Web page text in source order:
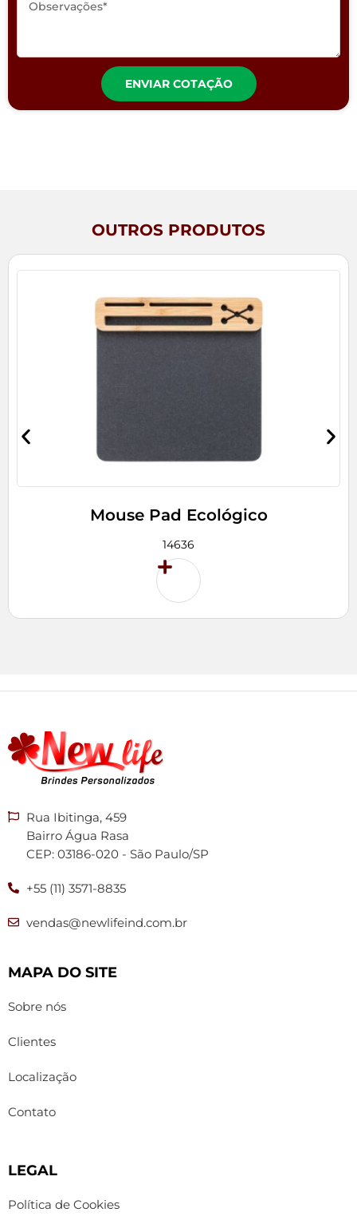
ENVIAR COTAÇÃO
OUTROS PRODUTOS
Mouse Pad Ecológico
14636
Rua Ibitinga, 459
Bairro Água Rasa
CEP: 03186-020 - São Paulo/SP
+55 (11) 3571-8835
vendas@newlifeind.com.br
MAPA DO SITE
Sobre nós
Clientes
Localização
Contato
LEGAL
Política de Cookies